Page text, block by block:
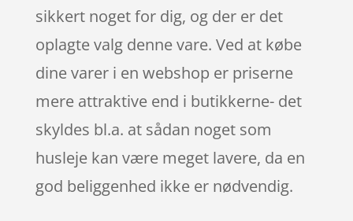
sikkert noget for dig, og der er det
oplagte valg denne vare. Ved at købe
dine varer i en webshop er priserne
mere attraktive end i butikkerne- det
skyldes bl.a. at sådan noget som
husleje kan være meget lavere, da en
god beliggenhed ikke er nødvendig.